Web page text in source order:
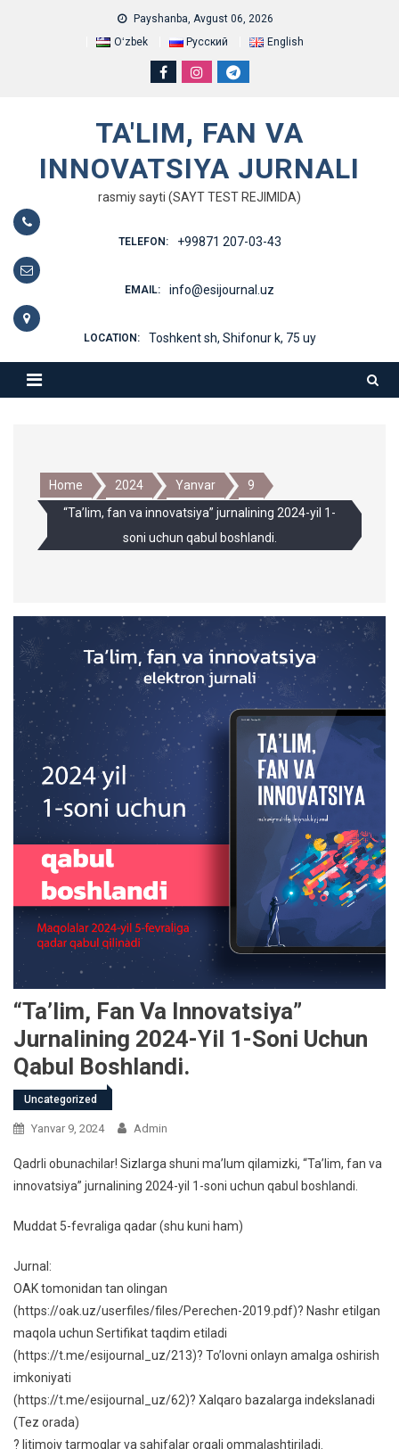
Payshanba, Avgust 06, 2026
Oʻzbek
Русский English
TA'LIM, FAN VA
INNOVATSIYA JURNALI
rasmiy sayti (SAYT TEST REJIMIDA)
TELEFON: +99871 207-03-43
EMAIL: info@esijournal.uz
LOCATION: Toshkent sh, Shifonur k, 75 uy
Home 2024 Yanvar
9
“Ta’lim, fan va innovatsiya” jurnalining 2024-yil 1-
soni uchun qabul boshlandi.
“Ta’lim, Fan Va Innovatsiya”
Jurnalining 2024-Yil 1-Soni Uchun
Qabul Boshlandi.
Uncategorized
Yanvar 9, 2024 Admin
Qadrli obunachilar! Sizlarga shuni ma’lum qilamizki, “Ta’lim, fan va
innovatsiya” jurnalining 2024-yil 1-soni uchun qabul boshlandi.
Muddat 5-fevraliga qadar (shu kuni ham)
Jurnal:
OAK tomonidan tan olingan
(https://oak.uz/userfiles/files/Perechen-2019.pdf)? Nashr etilgan
maqola uchun Sertifikat taqdim etiladi
(https://t.me/esijournal_uz/213)? To’lovni onlayn amalga oshirish
imkoniyati
(https://t.me/esijournal_uz/62)? Xalqaro bazalarga indekslanadi
(Tez orada)
? Ijtimoiy tarmoqlar va sahifalar orqali ommalashtiriladi.